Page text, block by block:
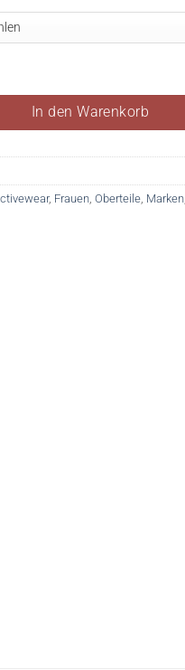
In den Warenkorb
, Frauen Oberteile Marken